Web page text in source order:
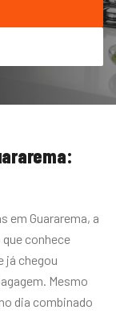
:
em Guararema, a
conhece
já chegou
Mesmo
dia combinado